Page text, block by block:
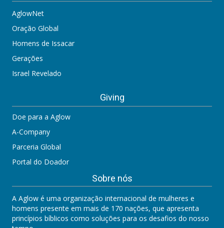
AglowNet
Oração Global
Homens de Issacar
Gerações
Israel Revelado
Giving
Doe para a Aglow
A-Company
Parceria Global
Portal do Doador
Sobre nós
A Aglow é uma organização internacional de mulheres e
homens presente em mais de 170 nações, que apresenta
princípios bíblicos como soluções para os desafios do nosso